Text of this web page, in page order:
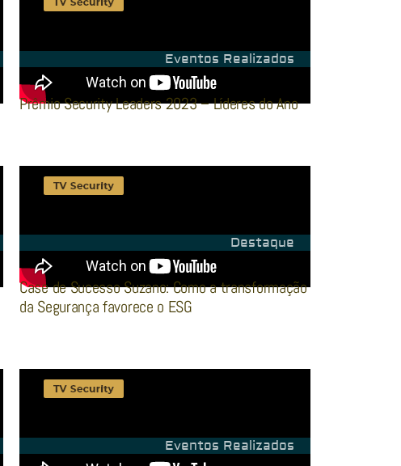
Eventos Realizados
Prêmio Security Leaders 2023 – Líderes do Ano
Destaque
Case de Sucesso Suzano: Como a transformação
da Segurança favorece o ESG
Eventos Realizados